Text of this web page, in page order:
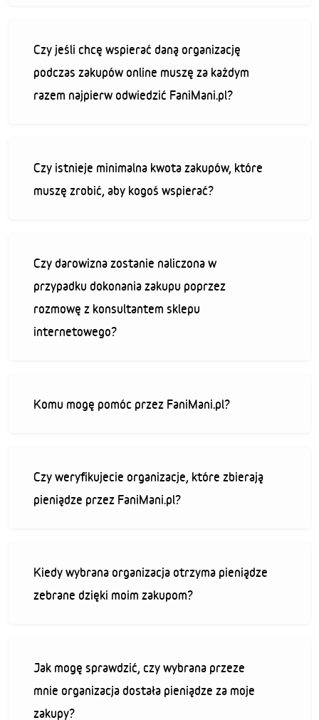
Czy jeśli chcę wspierać daną organizację
podczas zakupów online muszę za każdym
razem najpierw odwiedzić FaniMani.pl?
Czy istnieje minimalna kwota zakupów, które
muszę zrobić, aby kogoś wspierać?
Czy darowizna zostanie naliczona w
przypadku dokonania zakupu poprzez
rozmowę z konsultantem sklepu
internetowego?
Komu mogę pomóc przez FaniMani.pl?
Czy weryfikujecie organizacje, które zbierają
pieniądze przez FaniMani.pl?
Kiedy wybrana organizacja otrzyma pieniądze
zebrane dzięki moim zakupom?
Jak mogę sprawdzić, czy wybrana przeze
mnie organizacja dostała pieniądze za moje
zakupy?